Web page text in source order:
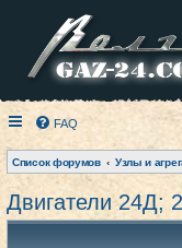
FAQ
Список форумов Узлы и
Двигатели 24Д;